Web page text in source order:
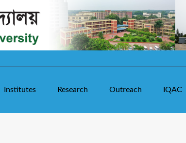
Institutes Research Outreach IQAC